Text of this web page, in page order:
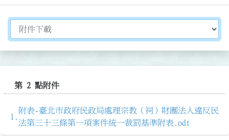
切換選擇法規資訊內容
第 2 點附件
附表-臺北市政府民政局處理宗教（祠）財團法人違反民
法第三十三條第一項案件統一裁罰基準附表.odt